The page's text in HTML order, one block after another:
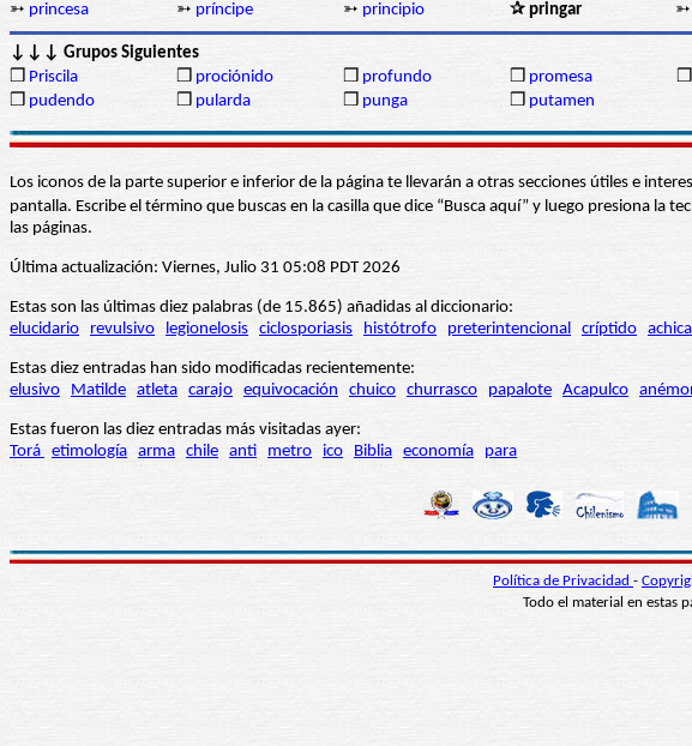
➳ princesa ➳ príncipe ➳ principio ✰ pringar ➳
↓↓↓ Grupos Siguientes
❒ Priscila ❒ prociónido ❒ profundo ❒ promesa ❒
❒ pudendo ❒ pularda ❒ punga ❒ putamen
Los iconos de la parte superior e inferior de la página te llevarán a otras secciones útiles e
pantalla. Escribe el término que buscas en la casilla que dice “Busca aquí” y luego presiona
las páginas.
Última actualización: Viernes, Julio 31 05:08 PDT 2026
Estas son las últimas diez palabras (de 15.865) añadidas al diccionario:
elucidario
revulsivo legionelosis ciclosporiasis histótrofo preterintencional críptido
Estas diez entradas han sido modificadas recientemente:
elusivo
Matilde atleta carajo equivocación chuico churrasco papalote Acapulco
Estas fueron las diez entradas más visitadas ayer:
Torá etimología arma chile anti metro ico Biblia economía para
Política de Privacidad -
Todo el material en estas